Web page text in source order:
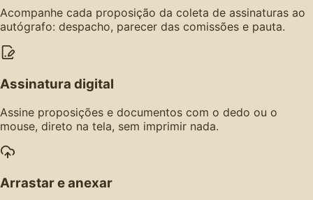
Acompanhe cada proposição da coleta de assinaturas ao
autógrafo: despacho, parecer das comissões e pauta.
Assinatura digital
Assine proposições e documentos com o dedo ou o
mouse, direto na tela, sem imprimir nada.
Arrastar e anexar